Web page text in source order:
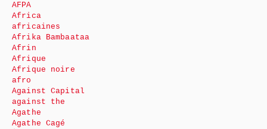
AFPA
Africa
africaines
Afrika Bambaataa
Afrin
Afrique
Afrique noire
afro
Against Capital
against the
Agathe
Agathe Cagé